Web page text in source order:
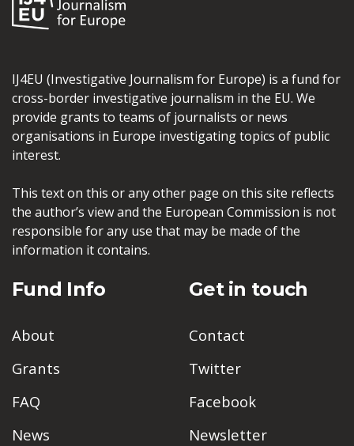
IJ4EU (Investigative Journalism for Europe) is a fund for
cross-border investigative journalism in the EU. We
provide grants to teams of journalists or news
organisations in Europe investigating topics of public
interest.
This text on this or any other page on this site reflects
the author’s view and the European Commission is not
responsible for any use that may be made of the
information it contains.
Fund Info
About
Grants
FAQ
News
Get in touch
Contact
Twitter
Facebook
Newsletter